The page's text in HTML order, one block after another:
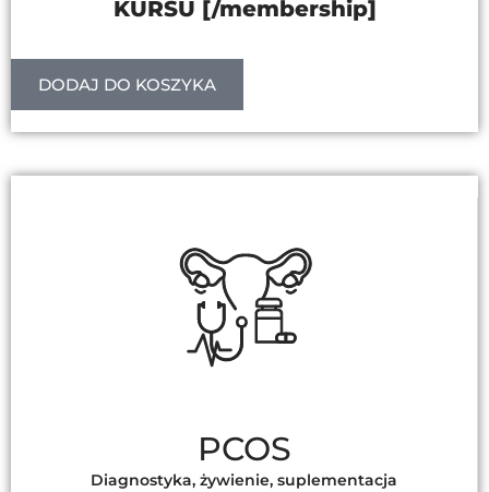
KURSU [/membership]
DODAJ DO KOSZYKA
PCOS
Diagnostyka, żywienie, suplementacja